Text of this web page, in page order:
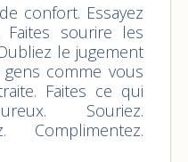
confort. Essayez
sourire les
le jugement
comme vous
Faites ce qui
Souriez.
Complimentez.